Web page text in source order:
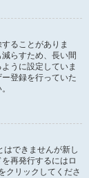
ることがありま
らすため、長い間
うに設定していま
登録を行っていた
はできませんが新し
再発行するにはロ
クリックしてくださ